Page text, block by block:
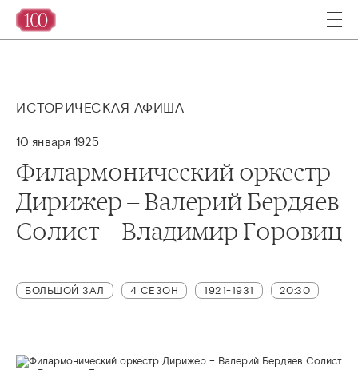
ИСТОРИЧЕСКАЯ АФИША
10 января 1925
Филармонический оркестр
Дирижер – Валерий Бердяев
Солист – Владимир Горовиц
БОЛЬШОЙ ЗАЛ 4 СЕЗОН 1921-1931 20:30